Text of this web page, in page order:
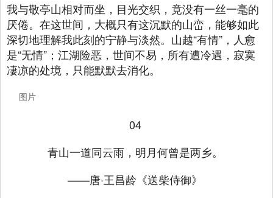
我与敬亭山相对而坐，目光交织，竟没有一丝一毫的
厌倦。在这世间，大概只有这沉默的山峦，能够如此
深切地理解我此刻的宁静与淡然。山越“有情”，人愈
是“无情”；江湖险恶，世间不易，所有遭冷遇，寂寞
凄凉的处境，只能默默去消化。
图片
04
青山一道同云雨，明月何曾是两乡。
——唐·王昌龄《送柴侍御》